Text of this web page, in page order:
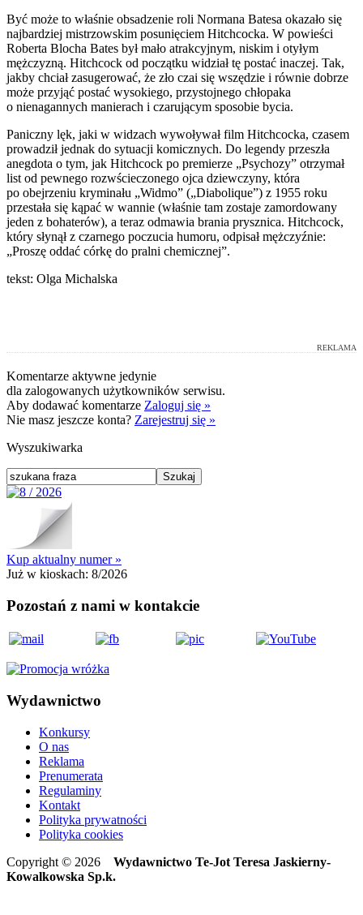
Być może to właśnie obsadzenie roli Normana Batesa okazało się
najbardziej mistrzowskim posunięciem Hitchcocka. W powieści
Roberta Blocha Bates był mało atrakcyjnym, niskim i otyłym
mężczyzną. Hitchcock od początku widział tę postać inaczej. Tak,
jakby chciał zasugerować, że zło czai się wszędzie i równie dobrze
może przyjąć postać wysokiego, przystojnego chłopaka
o nienagannych manierach i czarującym sposobie bycia.
Paniczny lęk, jaki w widzach wywoływał film Hitchcocka, czasem
prowadził jednak do sytuacji komicznych. Do legendy przeszła
anegdota o tym, jak Hitchcock po premierze „Psychozy” otrzymał
list od pewnego rozwścieczonego ojca dziewczyny, która
po obejrzeniu kryminału „Widmo” („Diabolique”) z 1955 roku
przestała się kąpać w wannie (właśnie tam zostaje zamordowany
jeden z bohaterów), a teraz odmawia brania prysznica. Hitchcock,
który słynął z czarnego poczucia humoru, odpisał mężczyźnie:
„Proszę oddać córkę do pralni chemicznej”.
tekst: Olga Michalska
REKLAMA
Komentarze aktywne jedynie
dla zalogowanych użytkowników serwisu.
Aby dodawać komentarze Zaloguj się »
Nie masz jeszcze konta? Zarejestruj się »
Wyszukiwarka
Kup aktualny numer »
Już w kioskach: 8/2026
Pozostań z nami w kontakcie
Wydawnictwo
Konkursy
O nas
Reklama
Prenumerata
Regulaminy
Kontakt
Polityka prywatności
Polityka cookies
Copyright © 2026 Wydawnictwo Te-Jot Teresa Jaskierny-
Kowalkowska Sp.k.